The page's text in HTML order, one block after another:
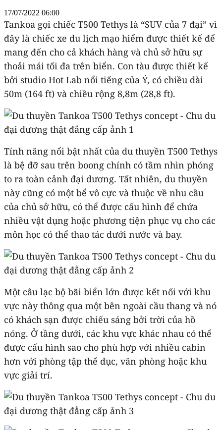
17/07/2022 06:00
Tankoa gọi chiếc T500 Tethys là “SUV của 7 đại” vì
đây là chiếc xe du lịch mạo hiểm được thiết kế để
mang đến cho cả khách hàng và chủ sở hữu sự
thoải mái tối đa trên biển. Con tàu được thiết kế
bởi studio Hot Lab nổi tiếng của Ý, có chiều dài
50m (164 ft) và chiều rộng 8,8m (28,8 ft).
Tính năng nổi bật nhất của du thuyền T500 Tethys
là bệ đỡ sau trên boong chính có tầm nhìn phóng
to ra toàn cảnh đại dương. Tất nhiên, du thuyền
này cũng có một bể vô cực và thuộc về nhu cầu
của chủ sở hữu, có thể được cấu hình để chứa
nhiều vật dụng hoặc phương tiện phục vụ cho các
môn học có thể thao tác dưới nước và bay.
Một câu lạc bộ bãi biển lớn được kết nối với khu
vực này thông qua một bên ngoài cầu thang và nó
có khách sạn được chiếu sáng bởi trời của hồ
nóng. Ở tầng dưới, các khu vực khác nhau có thể
được cấu hình sao cho phù hợp với nhiều cabin
hơn với phòng tập thể dục, văn phòng hoặc khu
vực giải trí.